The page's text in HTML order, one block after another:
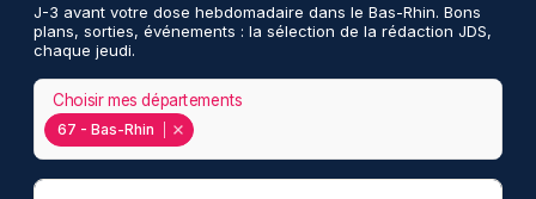
J-3 avant votre dose hebdomadaire dans le Bas-Rhin. Bons
plans, sorties, événements : la sélection de la rédaction JDS,
chaque jeudi.
67 - Bas-Rhin
Choisir mes départements